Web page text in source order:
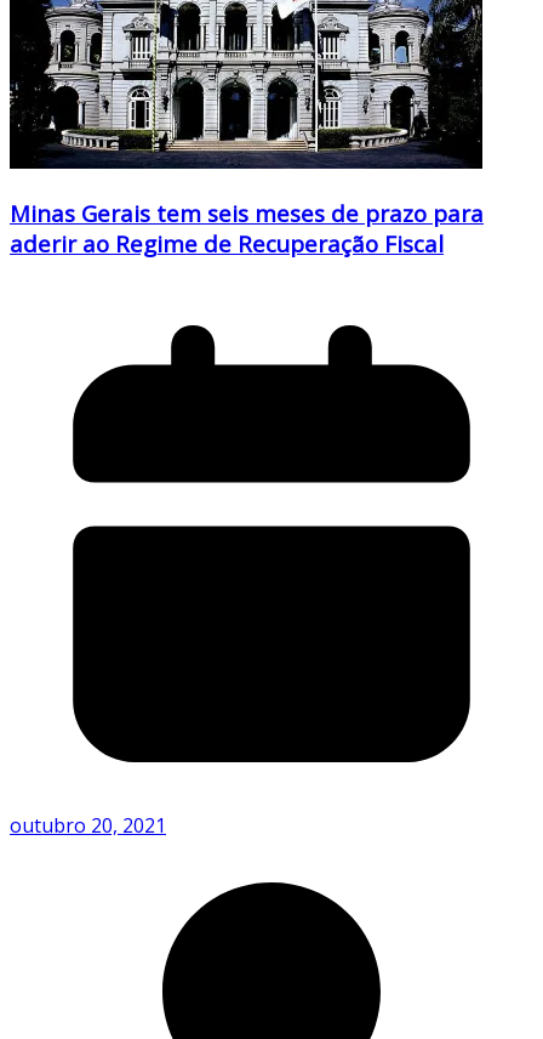
Minas Gerais tem seis meses de prazo para
aderir ao Regime de Recuperação Fiscal
outubro 20, 2021